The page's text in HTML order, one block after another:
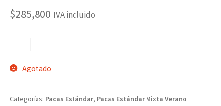
$285,800 IVA incluido
Agotado
Categorías: Pacas Estándar, Pacas Estándar Mixta Verano